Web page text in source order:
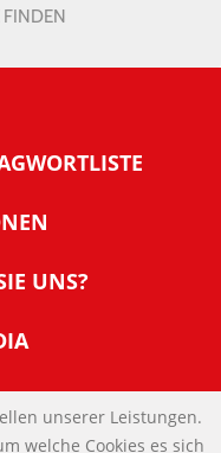
FINDEN
UNS?
unserer Leistungen.
welche Cookies es sich